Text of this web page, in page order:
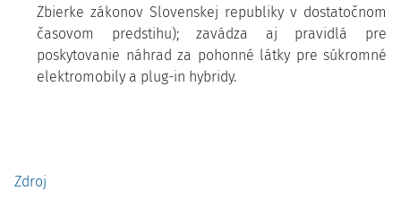
Zbierke zákonov Slovenskej republiky v dostatočnom
časovom predstihu); zavádza aj pravidlá pre
poskytovanie náhrad za pohonné látky pre súkromné
elektromobily a plug-in hybridy.
Zdroj